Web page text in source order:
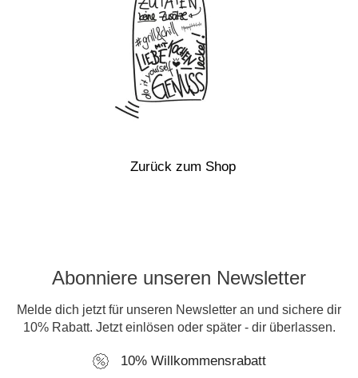
Zurück zum Shop
Abonniere unseren Newsletter
Melde dich jetzt für unseren Newsletter an und sichere dir
10% Rabatt. Jetzt einlösen oder später - dir überlassen.
10% Willkommensrabatt